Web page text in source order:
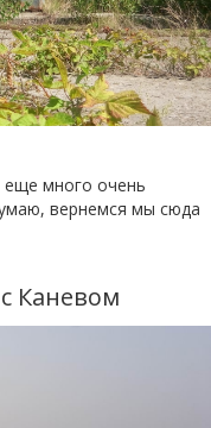
еще много очень
вернемся мы сюда
Каневом